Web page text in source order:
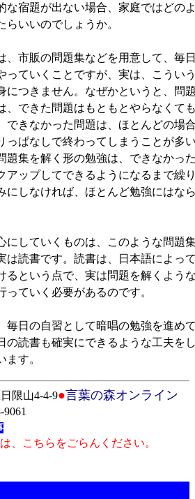
宿題が出ない場合、家庭ではどの
らいいのでしょうか。
市販の問題集などを用意して、毎
っていくことですが、実は、こうい
につきません。なぜかというと、問
、できた問題はもともとやらなくて
できなかった問題は、ほとんどの場
っぱなしで終わってしまうことが多
題集を解く形の勉強は、できなかっ
アップしてできるようになるまで繰
にしなければ、ほとんど勉強にはな
していくものは、このような問題
は読書です。読書は、日本語によっ
るという点で、実は問題を解くよう
ていく必要があるのです。
日の自習として暗唱の勉強を進め
の読書も確実にできるような工夫を
す。
限山4-4-9●言葉の森オンライン
、こちらをごらんください。